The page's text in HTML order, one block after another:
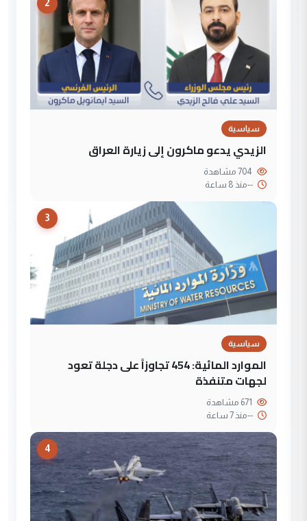
2
سياسية
الزيدي يدعو ماكرون إلى زيارة العراق
--منذ 8 ساعة
3
سياسية
الموارد المائية: 454 تجاوزاً على دجلة تعود
لجهات متنفذة
--منذ 7 ساعة
4